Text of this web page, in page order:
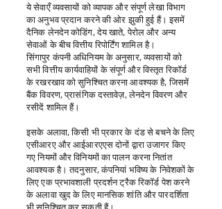
ये सेवाएँ व्यवसायों को व्यापक और संपूर्ण लेखा विभाग
का अनुभव प्रदान करने की ओर झुकी हुई हैं। इसमें
दैनिक लेनदेन कोडिंग, देय खाते, पेरोल और अन्य
सेवाओं के बीच वित्तीय रिपोर्टिंग शामिल है।
सिंगापुर कंपनी अधिनियम के अनुसार, व्यवसायों को
सभी वित्तीय कार्यवाहियों के संपूर्ण और विस्तृत रिकॉर्ड
के रखरखाव को सुनिश्चित करना आवश्यक है, जिसमें
बैंक विवरण, प्रासंगिक दस्तावेज़, लेनदेन विवरण और
रसीदें शामिल हैं।
इसके अलावा, किसी भी प्रकार के दंड से बचने के लिए
एसीआरए और आईआरएएस दोनों द्वारा उजागर किए
गए नियमों और विनियमों का पालन करना नितांत
आवश्यक है। तदनुसार, कंपनियां भविष्य के निवेशकों के
लिए एक प्रभावशाली प्रदर्शन ट्रैक रिकॉर्ड पेश करने
के अलावा खुद के लिए मानसिक शांति और पारदर्शिता